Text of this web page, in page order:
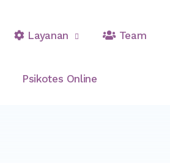
Pelatihan
Layanan
Team
Psikotes Online